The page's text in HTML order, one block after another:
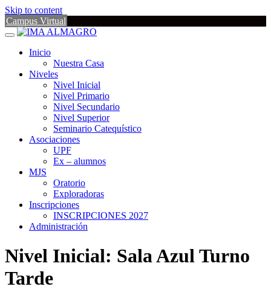
Skip to content
Campus Virtual
Inicio
Nuestra Casa
Niveles
Nivel Inicial
Nivel Primario
Nivel Secundario
Nivel Superior
Seminario Catequístico
Asociaciones
UPF
Ex – alumnos
MJS
Oratorio
Exploradoras
Inscripciones
INSCRIPCIONES 2027
Administración
Nivel Inicial: Sala Azul Turno
Tarde